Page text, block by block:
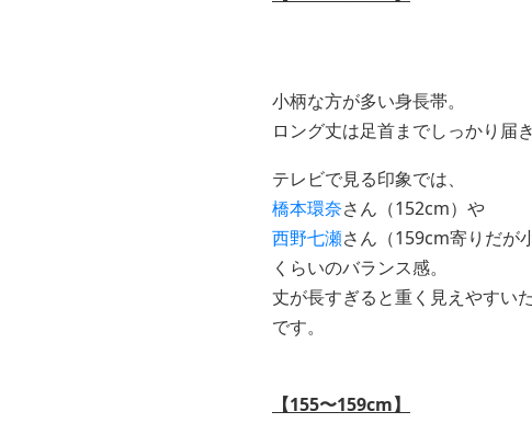
小柄な方が多い身長帯。
ロング丈は足首までしっかり届
テレビで見る印象では、
橋本環奈さん（152cm）や
西野七瀬さん（159cm寄りだが
くらいのバランス感。
丈が長すぎると重く見えやすい
です。
【155〜159cm】